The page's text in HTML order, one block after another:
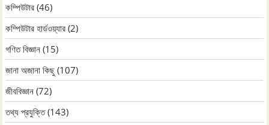
কম্পিউটার (46)
কম্পিউটার হার্ডওয়্যার (2)
গণিত বিজ্ঞান (15)
জানা অজানা কিছু (107)
জীববিজ্ঞান (72)
তথ্য প্রযুক্তি(143)